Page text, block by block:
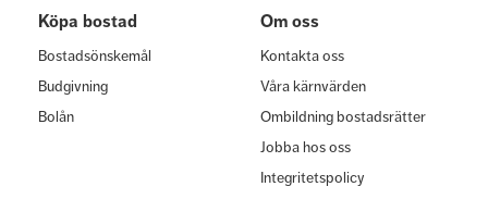
Köpa bostad
Bostadsönskemål
Budgivning
Bolån
Om oss
Kontakta oss
Våra kärnvärden
Ombildning bostadsrätter
Jobba hos oss
Integritetspolicy